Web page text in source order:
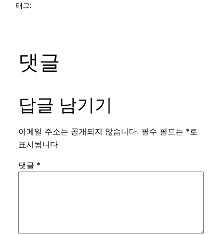
태그:
댓글
답글 남기기
이메일 주소는 공개되지 않습니다. 필수 필드는 *로
표시됩니다
댓글 *